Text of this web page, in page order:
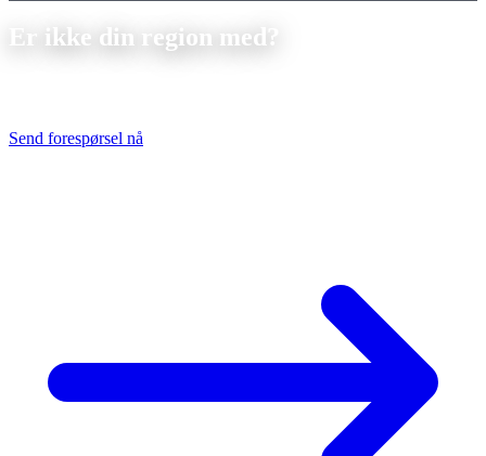
Er ikke din region med?
Send forespørsel nå